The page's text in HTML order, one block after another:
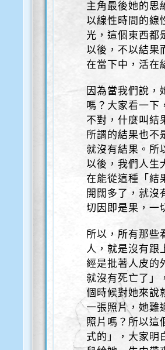
主角最後她的思
以線性時間的線
光，這個東西都
以後，不以結果
在當下中，活在
因為當我們說，
嗎？大家看一下
不對，什麼叫結
所謂的結果也不
就沒有結果。所
以後，我們人生
在能從這種「結
開闊多了，就沒
切因即是果，一
所以，所有那些
人，就是沒有跟
經是批著人皮的
就沒有死亡了」
個時候對她來說
一張照片，她難
照片嗎？所以這
式的」，大家明